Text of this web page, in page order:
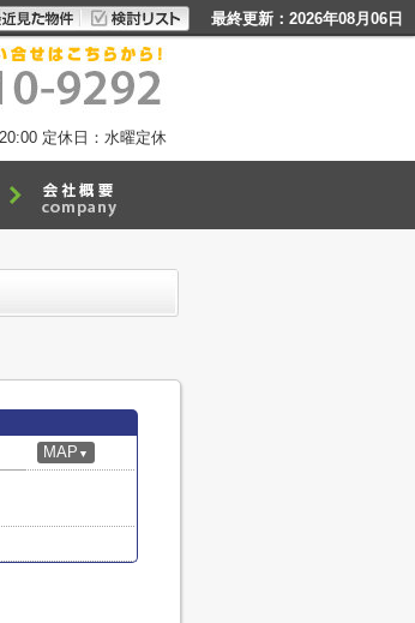
最終更新：2026年08月06日
定休日：水曜定休
MAP ▼